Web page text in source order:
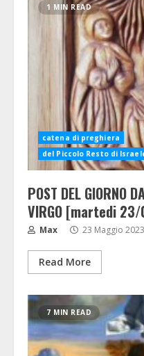
1 MIN READ
catena di preghiera
del Piccolo Resto di
POST DEL GIORNO
VIRGO [martedi
Max 23 Maggio 2023
Read More
7 MIN READ